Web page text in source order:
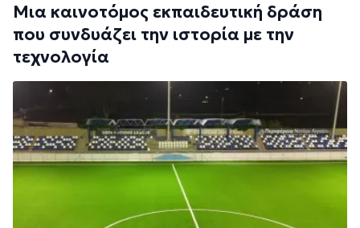
Μια καινοτόμος εκπαιδευτική δράση
που συνδυάζει την ιστορία με την
τεχνολογία